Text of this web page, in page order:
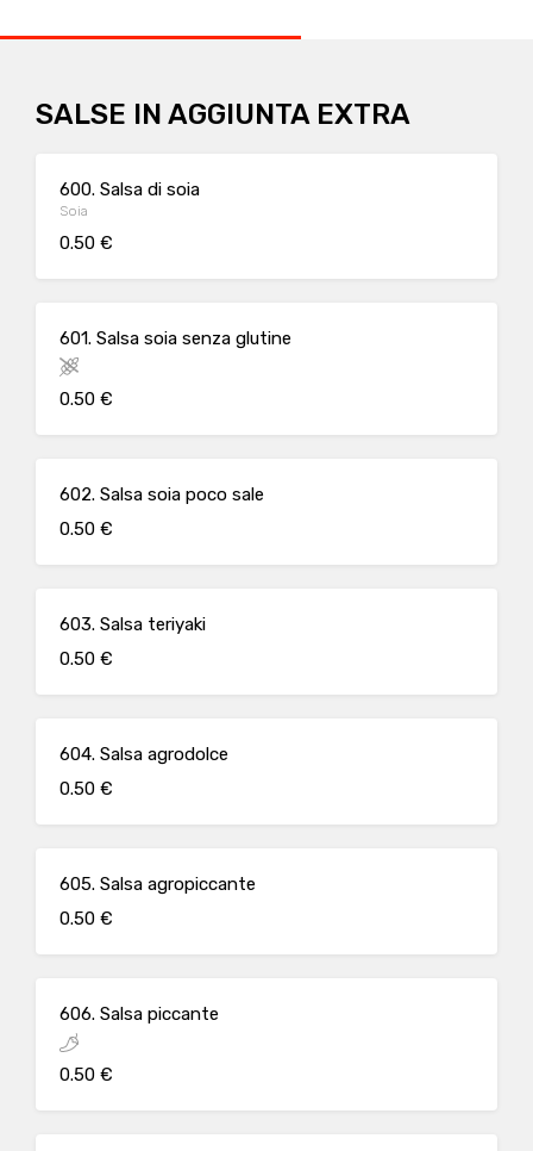
SALSE IN AGGIUNTA EXTRA
600. Salsa di soia
Soia
0.50 €
601. Salsa soia senza glutine
0.50 €
602. Salsa soia poco sale
0.50 €
603. Salsa teriyaki
0.50 €
604. Salsa agrodolce
0.50 €
605. Salsa agropiccante
0.50 €
606. Salsa piccante
0.50 €